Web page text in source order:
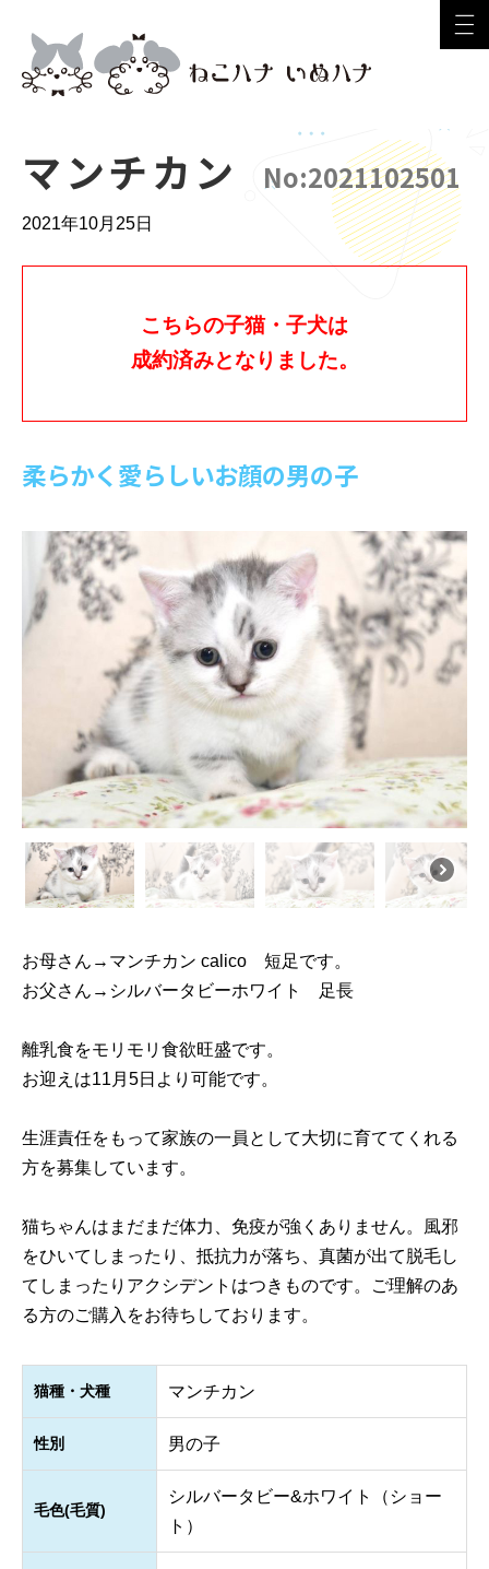
マンチカン No:2021102501
2021年10月25日
こちらの子猫・子犬は
成約済みとなりました。
柔らかく愛らしいお顔の男の子
お母さん→マンチカン calico 短足です。
お父さん→シルバータビーホワイト 足長
離乳食をモリモリ食欲旺盛です。
お迎えは11月5日より可能です。
生涯責任をもって家族の一員として大切に育ててくれる
方を募集しています。
猫ちゃんはまだまだ体力、免疫が強くありません。風邪
をひいてしまったり、抵抗力が落ち、真菌が出て脱毛し
てしまったりアクシデントはつきものです。ご理解のあ
る方のご購入をお待ちしております。
猫種・犬種 マンチカン
性別 男の子
毛色(毛質)
シルバータビー&ホワイト（ショー
ト）